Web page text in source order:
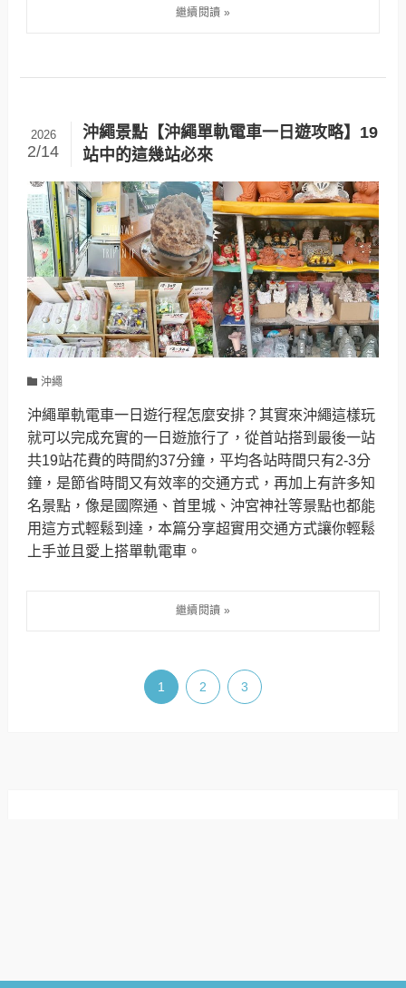
沖繩景點【沖繩單軌電車一日遊攻略】19
站中的這幾站必來
2026
2/14
沖繩
沖繩單軌電車一日遊行程怎麼安排？其實來沖繩這樣玩
就可以完成充實的一日遊旅行了，從首站搭到最後一站
共19站花費的時間約37分鐘，平均各站時間只有2-3分
鐘，是節省時間又有效率的交通方式，再加上有許多知
名景點，像是國際通、首里城、沖宮神社等景點也都能
用這方式輕鬆到達，本篇分享超實用交通方式讓你輕鬆
上手並且愛上搭單軌電車。
1 2 3